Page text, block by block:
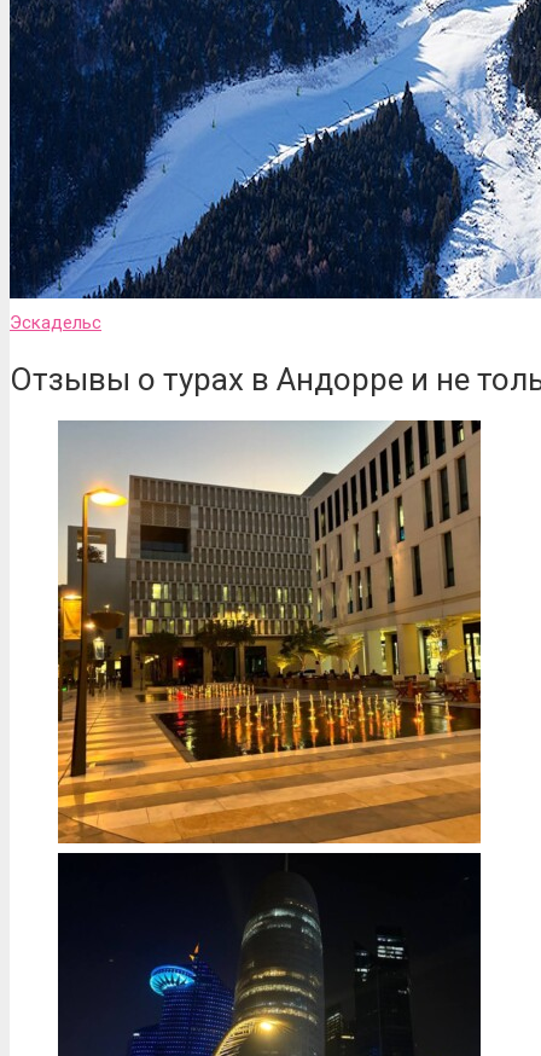
Эскадельс
Отзывы о турах в Андорре и не